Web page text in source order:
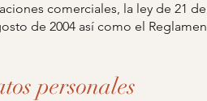
comerciales, la ley de 21
de 2004 así como el
personales